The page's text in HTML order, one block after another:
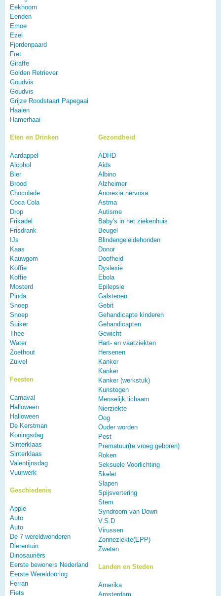
Eekhoorn
Eenden
Emoe
Ezel
Fjordenpaard
Fret
Giraffe
Golden Retriever
Goudvis
Goudvis
Grijze Roodstaart Papegaai
Haaien
Hamerhaai
Eten en Drinken
Aardappel
Alcohol
Bier
Brood
Chocolade
Coca Cola
Drop
Frikadel
Frisdrank
IJs
Kaas
Kauwgom
Koffie
Koffie
Mosterd
Pinda
Snoep
Snoep
Suiker
Thee
Water
Zoethout
Zuivel
Feesten
Carnaval
Halloween
Halloween
De Kerstman
Koningsdag
Sinterklaas
Sinterklaas
Valentijnsdag
Vuurwerk
Geschiedenis
Apple
Auto
Auto
De 7 wereldwonderen
Dierentuin
Dinosauriërs
Eerste bewoners Nederland
Eerste Wereldoorlog
Ferrari
Fiets
Gezondheid
ADHD
Aids
Albino
Alzheimer
Anorexia nervosa
Astma
Autisme
Baby's in het ziekenhuis
Beugel
Blindengeleidehonden
Donor
Doofheid
Dyslexie
Ebola
Epilepsie
Galstenen
Gebit
Gehandicapte kinderen
Gehandicapten
Gewicht
Hart- en vaatziekten
Hersenen
Kanker
Kanker
Kanker (werkstuk)
Kunstogen
Menselijk lichaam
Nierziekte
Oog
Ouder worden
Pest
Prematuur(te vroeg geboren)
Roken
Seksuele Voorlichting
Skelet
Slapen
Spijsvertering
Stem
Syndroom van Down
V.S.D
Virussen
Zonneziekte(EPP)
Zweten
Landen en Steden
Amerika
Amsterdam